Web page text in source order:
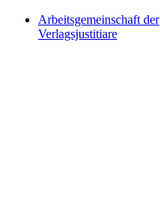
Arbeitsgemeinschaft der
Verlagsjustitiare